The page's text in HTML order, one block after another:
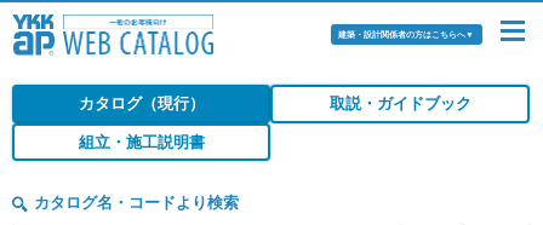
建築・設計関係者の方はこちらへ▼
カタログ（現行） 取説・ガイドブック
組立・施工説明書
カタログ名・コードより検索